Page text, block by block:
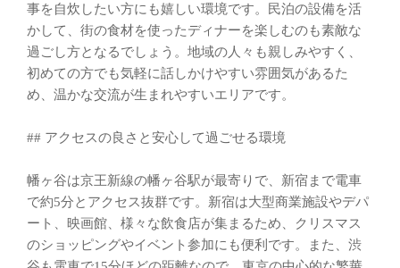
事を自炊したい方にも嬉しい環境です。民泊の設備を活
かして、街の食材を使ったディナーを楽しむのも素敵な
過ごし方となるでしょう。地域の人々も親しみやすく、
初めての方でも気軽に話しかけやすい雰囲気があるた
め、温かな交流が生まれやすいエリアです。
## アクセスの良さと安心して過ごせる環境
幡ヶ谷は京王新線の幡ヶ谷駅が最寄りで、新宿まで電車
で約5分とアクセス抜群です。新宿は大型商業施設やデパ
ート、映画館、様々な飲食店が集まるため、クリスマス
のショッピングやイベント参加にも便利です。また、渋